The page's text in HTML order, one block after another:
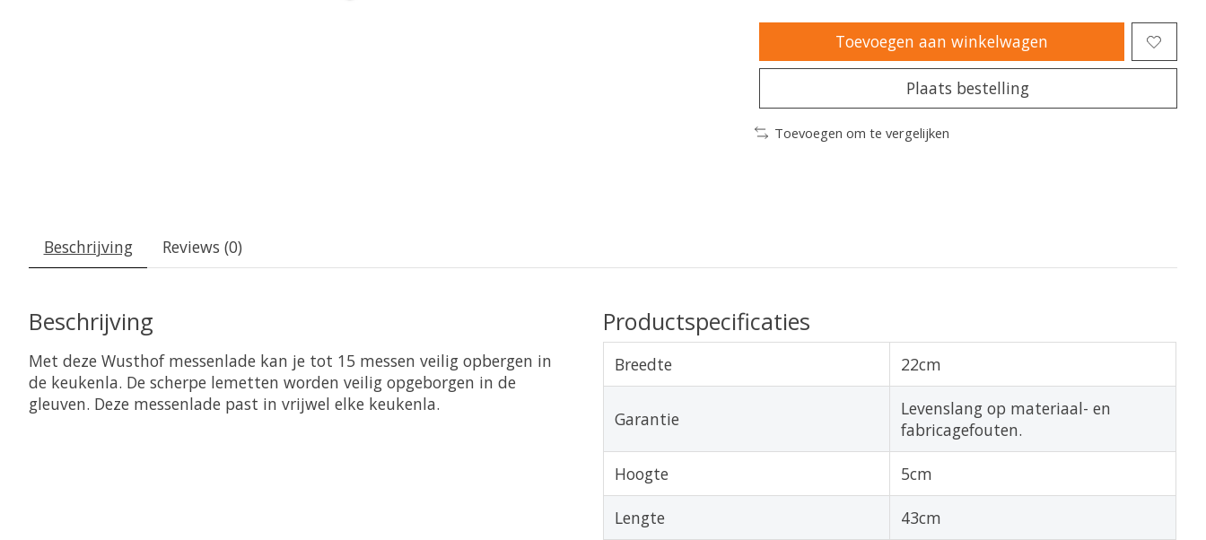
Toevoegen aan winkelwagen
Plaats bestelling
Toevoegen om te vergelijken
Beschrijving Reviews (0)
Beschrijving
Met deze Wusthof messenlade kan je tot 15 messen veilig opbergen in
de keukenla. De scherpe lemetten worden veilig opgeborgen in de
gleuven. Deze messenlade past in vrijwel elke keukenla.
Productspecificaties
Breedte 22cm
Garantie
Levenslang op materiaal- en
fabricagefouten.
Hoogte 5cm
Lengte 43cm